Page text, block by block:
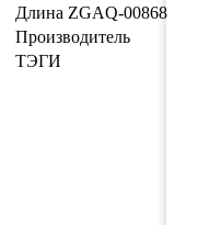
Длина ZGAQ-00868
Производитель
ТЭГИ